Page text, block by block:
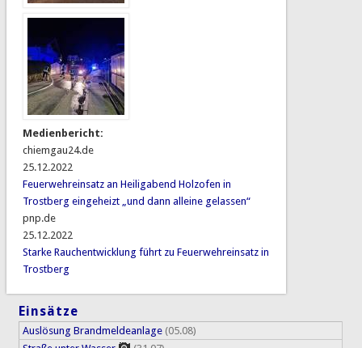
Medienbericht:
chiemgau24.de
25.12.2022
Feuerwehreinsatz an Heiligabend Holzofen in
Trostberg eingeheizt „und dann alleine gelassen“
pnp.de
25.12.2022
Starke Rauchentwicklung führt zu Feuerwehreinsatz in
Trostberg
Einsätze
Auslösung Brandmeldeanlage (05.08)